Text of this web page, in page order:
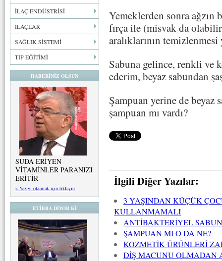
İLAÇ ENDÜSTRİSİ
İLAÇLAR
SAĞLIK SİSTEMİ
TIP EĞİTİMİ
HABERİNİZ OLSUN
SUDA ERİYEN
VİTAMİNLER PARANIZI
ERİTİR
» Yazıyı okumak için tıklayın
ETİBBA DİYOR Kİ
Yemeklerden sonra ağzın
fırça ile (misvak da
aralıklarının
Sabuna gelince, renkli ve
ederim, beyaz sabundan
Şampuan yerine de
şampuan mı vardı?
İlgili Diğer Yazılar:
3 YAŞINDAN KÜÇÜK
KULLANMAMALI
ANTİBAKTERİYEL
ŞAMPUAN MI O DA NE?
KOZMETİK ÜRÜNLERİ
DİŞ MACUNU OLMADAN